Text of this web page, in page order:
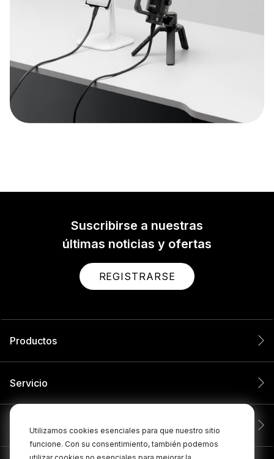
Utilizamos cookies esenciales para que nuestro sitio
funcione. Con su consentimiento, también podemos
Suscribirse a nuestras
últimas noticias y ofertas
REGISTRARSE
Productos
Servicio
Compañía